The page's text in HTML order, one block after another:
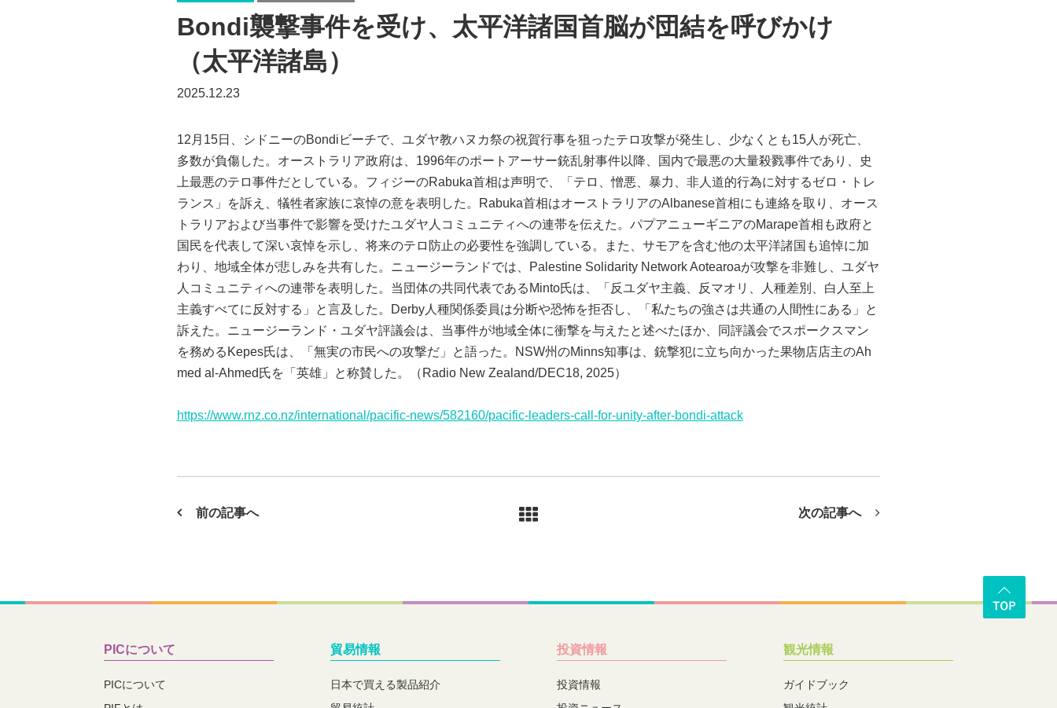
Bondi襲撃事件を受け、太平洋諸国首脳が団結を呼びかけ
（太平洋諸島）
2025.12.23
12月15日、シドニーのBondiビーチで、ユダヤ教ハヌカ祭の祝賀行事を狙ったテロ攻撃が発生し、少なくとも15人が死亡、
多数が負傷した。オーストラリア政府は、1996年のポートアーサー銃乱射事件以降、国内で最悪の大量殺戮事件であり、史
上最悪のテロ事件だとしている。フィジーのRabuka首相は声明で、「テロ、憎悪、暴力、非人道的行為に対するゼロ・トレ
ランス」を訴え、犠牲者家族に哀悼の意を表明した。Rabuka首相はオーストラリアのAlbanese首相にも連絡を取り、オース
トラリアおよび当事件で影響を受けたユダヤ人コミュニティへの連帯を伝えた。パプアニューギニアのMarape首相も政府と
国民を代表して深い哀悼を示し、将来のテロ防止の必要性を強調している。また、サモアを含む他の太平洋諸国も追悼に加
わり、地域全体が悲しみを共有した。ニュージーランドでは、Palestine Solidarity Network Aotearoaが攻撃を非難し、ユダヤ
人コミュニティへの連帯を表明した。当団体の共同代表であるMinto氏は、「反ユダヤ主義、反マオリ、人種差別、白人至上
主義すべてに反対する」と言及した。Derby人種関係委員は分断や恐怖を拒否し、「私たちの強さは共通の人間性にある」と
訴えた。ニュージーランド・ユダヤ評議会は、当事件が地域全体に衝撃を与えたと述べたほか、同評議会でスポークスマン
を務めるKepes氏は、「無実の市民への攻撃だ」と語った。NSW州のMinns知事は、銃撃犯に立ち向かった果物店店主のAh
med al-Ahmed氏を「英雄」と称賛した。（Radio New Zealand/DEC18, 2025）
https://www.rnz.co.nz/international/pacific-news/582160/pacific-leaders-call-for-unity-after-bondi-attack
前の記事へ 次の記事へ
PICについて
PICについて
貿易情報
日本で買える製品紹介
投資情報
投資情報
観光情報
ガイドブック